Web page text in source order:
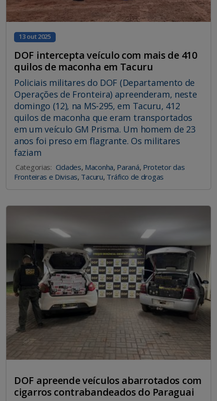
13 out 2025
DOF intercepta veículo com mais de 410
quilos de maconha em Tacuru
Policiais militares do DOF (Departamento de
Operações de Fronteira) apreenderam, neste
domingo (12), na MS-295, em Tacuru, 412
quilos de maconha que eram transportados
em um veículo GM Prisma. Um homem de 23
anos foi preso em flagrante. Os militares
faziam
Categorias: Cidades, Maconha, Paraná, Protetor das
Fronteiras e Divisas, Tacuru, Tráfico de drogas
DOF apreende veículos abarrotados com
cigarros contrabandeados do Paraguai